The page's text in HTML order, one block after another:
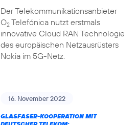
Der Telekommunikationsanbieter
O2Telefónica nutzt erstmals
innovative Cloud RAN Technologie
des europäischen Netzausrüsters
Nokia im 5G-Netz.
16. November 2022
GLASFASER-KOOPERATION MIT